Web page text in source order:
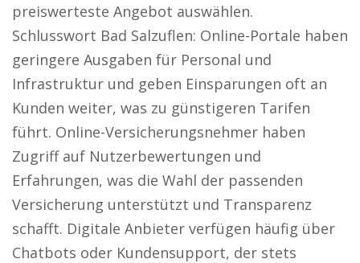
preiswerteste Angebot auswählen.
Schlusswort Bad Salzuflen: Online-Portale haben
geringere Ausgaben für Personal und
Infrastruktur und geben Einsparungen oft an
Kunden weiter, was zu günstigeren Tarifen
führt. Online-Versicherungsnehmer haben
Zugriff auf Nutzerbewertungen und
Erfahrungen, was die Wahl der passenden
Versicherung unterstützt und Transparenz
schafft. Digitale Anbieter verfügen häufig über
Chatbots oder Kundensupport, der stets